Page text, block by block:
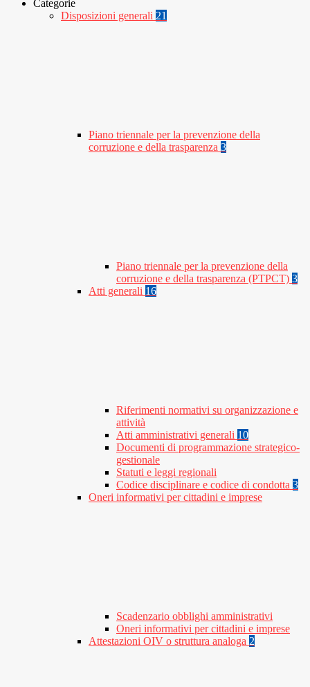
Categorie
Disposizioni generali 21
Piano triennale per la prevenzione della
corruzione e della trasparenza 3
Piano triennale per la prevenzione della
corruzione e della trasparenza (PTPCT) 3
Atti generali 16
Riferimenti normativi su organizzazione e
attività
Atti amministrativi generali 10
Documenti di programmazione strategico-
gestionale
Statuti e leggi regionali
Codice disciplinare e codice di condotta 3
Oneri informativi per cittadini e imprese
Scadenzario obblighi amministrativi
Oneri informativi per cittadini e imprese
Attestazioni OIV o struttura analoga 2